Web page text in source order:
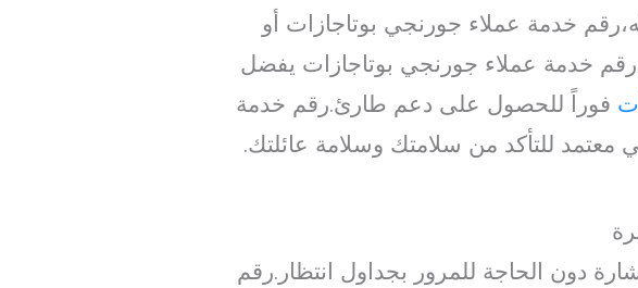
خدمة عملاء جورنجي بوتاجازات أو
خدمة عملاء جورنجي بوتاجازات يفضل
فوراً للحصول على دعم طارئ.رقم خدمة
للتأكد من سلامتك وسلامة عائلتك.
دون الحاجة للمرور بجداول انتظار.رقم